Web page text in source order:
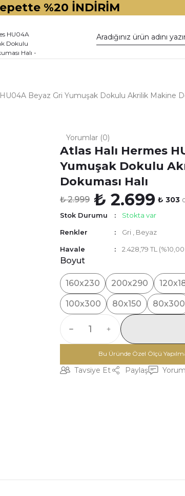
%20 İNDİRİM
Beyaz Gri Yumuşak Dokulu Akrilik Makine
Yorumlar (0)
Atlas Halı Hermes
Yumuşak Dokulu
Dokuması Halı
₺ 2.999 ₺ 2.699 ₺ 303
Stok Durumu Stokta var
Renkler Gri Beyaz
Havale 2.428,79 TL
Boyut
160x230 200x290
100x300 80x150 80x300
Bu Üründe Özel Ölçü
Tavsiye Et Paylaş